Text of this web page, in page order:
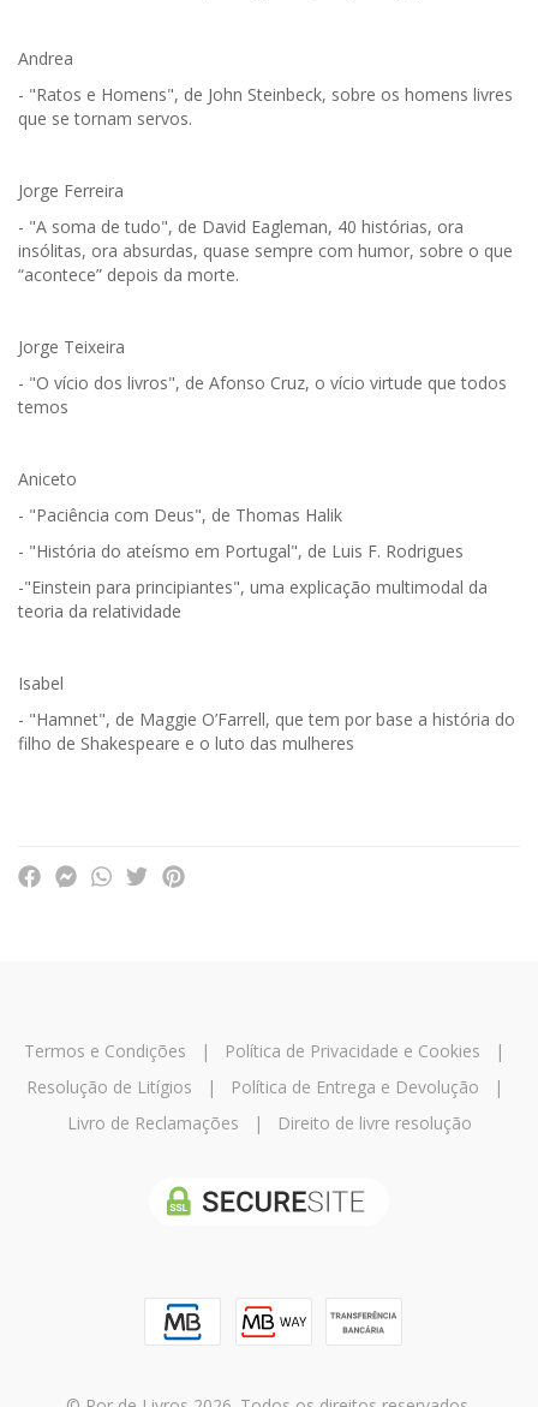
Andrea
- "Ratos e Homens", de John Steinbeck, sobre os homens livres
que se tornam servos.
Jorge Ferreira
- "A soma de tudo", de David Eagleman, 40 histórias, ora
insólitas, ora absurdas, quase sempre com humor, sobre o que
“acontece” depois da morte.
Jorge Teixeira
- "O vício dos livros", de Afonso Cruz, o vício virtude que todos
temos
Aniceto
- "Paciência com Deus", de Thomas Halik
- "História do ateísmo em Portugal", de Luis F. Rodrigues
-"Einstein para principiantes", uma explicação multimodal da
teoria da relatividade
Isabel
- "Hamnet", de Maggie O’Farrell, que tem por base a história do
filho de Shakespeare e o luto das mulheres
Termos e Condições | Política de Privacidade e Cookies |
Resolução de Litígios | Política de Entrega e Devolução |
Livro de Reclamações | Direito de livre resolução